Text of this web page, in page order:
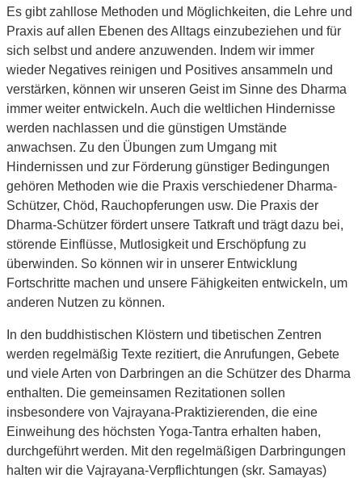
Es gibt zahllose Methoden und Möglichkeiten, die Lehre und
Praxis auf allen Ebenen des Alltags einzubeziehen und für
sich selbst und andere anzuwenden. Indem wir immer
wieder Negatives reinigen und Positives ansammeln und
verstärken, können wir unseren Geist im Sinne des Dharma
immer weiter entwickeln. Auch die weltlichen Hindernisse
werden nachlassen und die günstigen Umstände
anwachsen. Zu den Übungen zum Umgang mit
Hindernissen und zur Förderung günstiger Bedingungen
gehören Methoden wie die Praxis verschiedener Dharma-
Schützer, Chöd, Rauchopferungen usw. Die Praxis der
Dharma-Schützer fördert unsere Tatkraft und trägt dazu bei,
störende Einflüsse, Mutlosigkeit und Erschöpfung zu
überwinden. So können wir in unserer Entwicklung
Fortschritte machen und unsere Fähigkeiten entwickeln, um
anderen Nutzen zu können.
In den buddhistischen Klöstern und tibetischen Zentren
werden regelmäßig Texte rezitiert, die Anrufungen, Gebete
und viele Arten von Darbringen an die Schützer des Dharma
enthalten. Die gemeinsamen Rezitationen sollen
insbesondere von Vajrayana-Praktizierenden, die eine
Einweihung des höchsten Yoga-Tantra erhalten haben,
durchgeführt werden. Mit den regelmäßigen Darbringungen
halten wir die Vajrayana-Verpflichtungen (skr. Samayas)